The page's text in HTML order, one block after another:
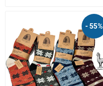
- 55%